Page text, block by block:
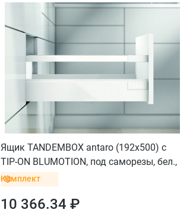
Ящик TANDEMBOX antaro (192х500) с
TIP-ON BLUMOTION, под саморезы, бел.,
вес ящика до 20 кг
Комплект
10 366.34 ₽